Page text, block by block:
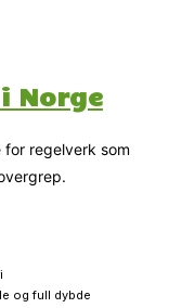
Norge
regelverk som
og full dybde